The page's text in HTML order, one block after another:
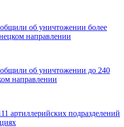
об уничтожении более
направлении
об уничтожении до 240
направлении
артиллерийских подразделений